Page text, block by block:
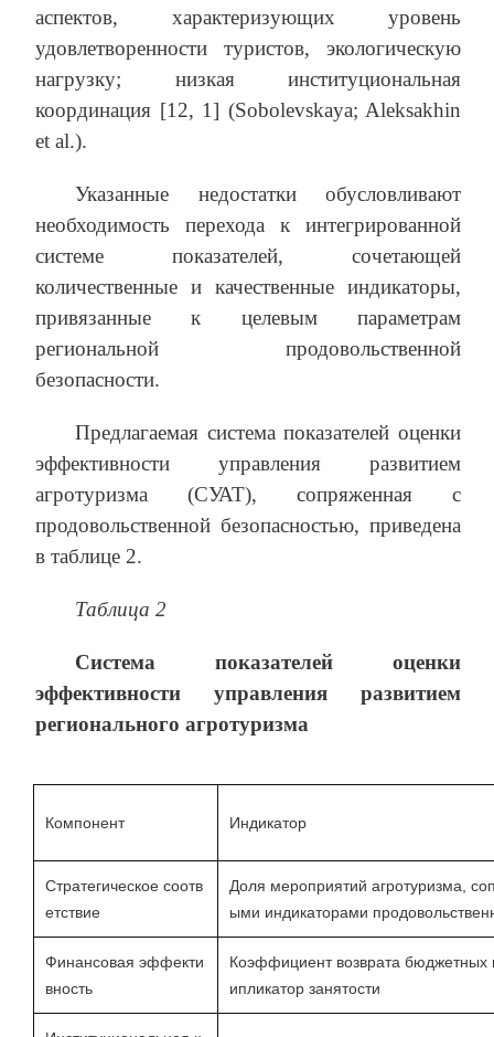
аспектов, характеризующих уровень
удовлетворенности туристов, экологическую
нагрузку; низкая институциональная
координация [12, 1] (Sobolevskaya; Aleksakhin
et al.).
Указанные недостатки обусловливают
необходимость перехода к интегрированной
системе показателей, сочетающей
количественные и качественные индикаторы,
привязанные к целевым параметрам
региональной продовольственной
безопасности.
Предлагаемая система показателей оценки
эффективности управления развитием
агротуризма (СУАТ), сопряженная с
продовольственной безопасностью, приведена
в таблице 2.
Таблица 2
Система показателей оценки
эффективности управления развитием
регионального агротуризма
Компонент Индикатор
Стратегическое соотв
етствие
Доля мероприятий агротуризма,
ыми индикаторами
Финансовая эффекти
вность
Коэффициент возврата бюджетных
ипликатор занятости